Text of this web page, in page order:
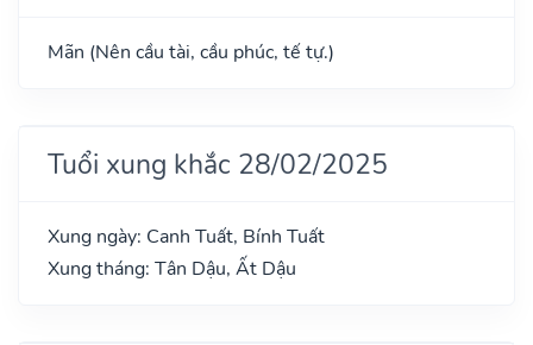
Mãn (Nên cầu tài, cầu phúc, tế tự.)
Tuổi xung khắc 28/02/2025
Xung ngày: Canh Tuất, Bính Tuất
Xung tháng: Tân Dậu, Ất Dậu